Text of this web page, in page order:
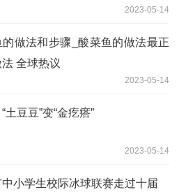
2023-05-14
的做法和步骤_酸菜鱼的做法最正
全球热议
2023-05-14
土豆豆”变“金疙瘩”
2023-05-14
小学生校际冰球联赛走过十届